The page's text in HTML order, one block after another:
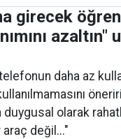
girecek
azaltın"
daha az
duygusal olarak
araç değil..."